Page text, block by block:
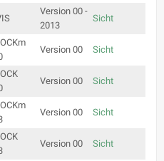
Version 00 -
2013
Sicht
Version 00 Sicht
Version 00 Sicht
Version 00 Sicht
Version 00 Sicht